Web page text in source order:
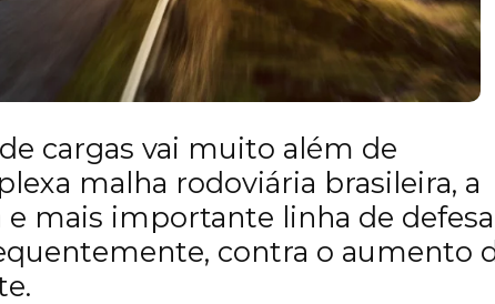
cargas vai muito além de
malha rodoviária brasileira, a
e mais importante linha de defesa
contra o aumento